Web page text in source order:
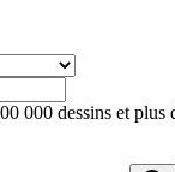
000 dessins et plus